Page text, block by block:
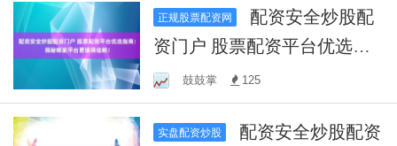
正规股票配资网
资门户 股票配资平台优选指
南：揭秘哪家平台更值得信
赖！
鼓鼓掌 125
实盘配资炒股